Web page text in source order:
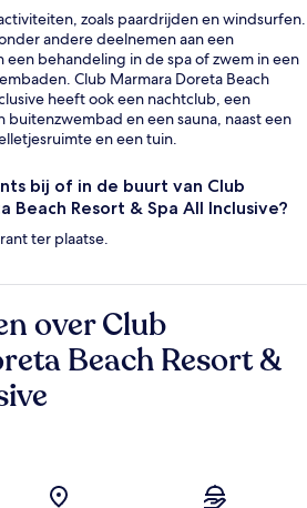
zoals paardrijden en windsurfen.
andere deelnemen aan een
een behandeling in de spa of zwem in een
Club Marmara Doreta Beach
heeft ook een nachtclub, een
buitenzwembad en een sauna, naast een
en een tuin.
bij of in de buurt van Club
Beach Resort & Spa All Inclusive?
ter plaatse.
over Club
Beach Resort &